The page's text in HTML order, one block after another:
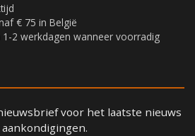
€ 75 in België
1-2 werkdagen wanneer voorradig
voor het laatste nieuws